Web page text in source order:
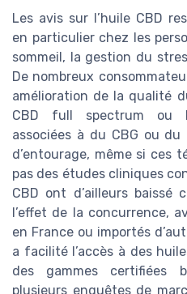
Les avis sur l’huile CBD
en particulier chez les
sommeil, la gestion du
De nombreux
amélioration de la qualité
CBD full spectrum ou
associées à du CBG ou
d’entourage, même si ces
pas des études cliniques
CBD ont d’ailleurs baissé
l’effet de la concurrence,
en France ou importés
a facilité l’accès à des
des gammes certifiées
plusieurs enquêtes de